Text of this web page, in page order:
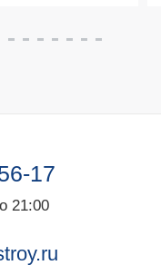
17
21:00